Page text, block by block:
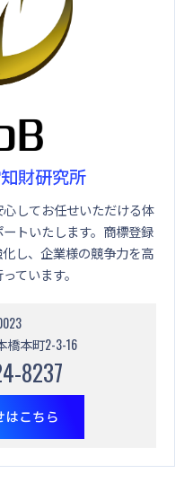
財研究所
してお任せいただける体
トいたします。商標登録
し、企業様の競争力を高
ています。
橋本町2-3-16
8237
はこちら